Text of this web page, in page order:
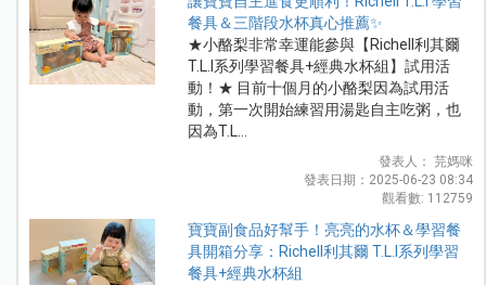
餐具＆三階段水杯真心推薦✨
★小酪梨非常幸運能參與【Richell利其爾
T.L.I系列學習餐具+經典水杯組】試用活
動！★ 目前十個月的小酪梨因為試用活
動，第一次開始練習用湯匙自主吃粥，也
因為T.L...
發表人： 芫媽咪
發表日期：2025-06-23 08:34
觀看數: 112759
寶寶副食品好幫手！亮亮的水杯＆學習餐
具開箱分享：Richell利其爾 T.L.I系列學習
餐具+經典水杯組